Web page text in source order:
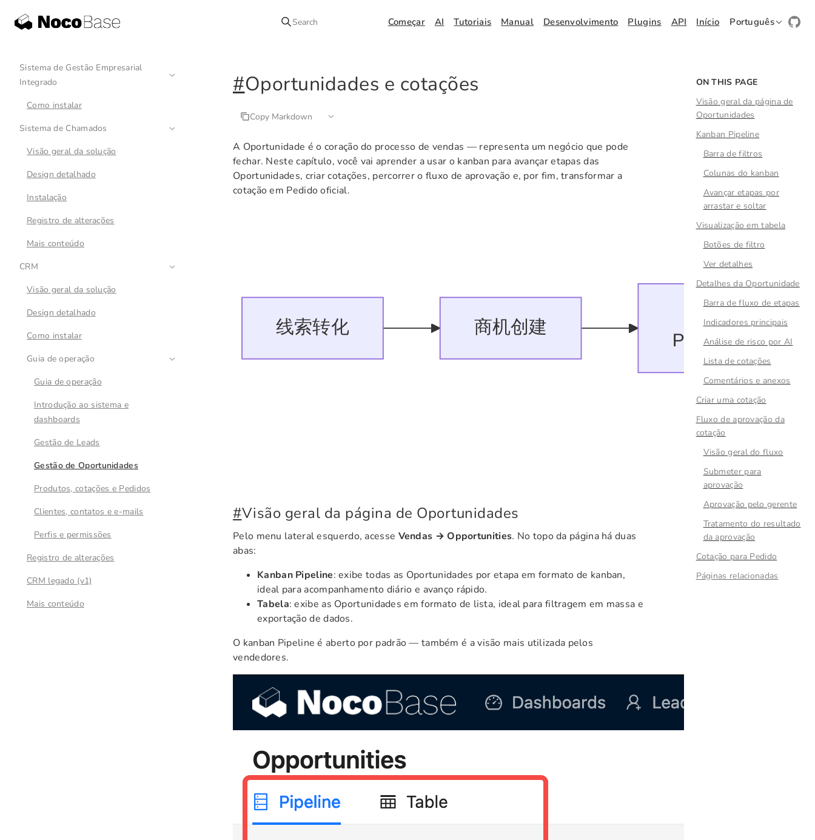
Search Começar AI Tutoriais Manual Desenvolvimento Plugins API Início Português
Sistema de Gestão Empresarial
Integrado
Como instalar
Sistema de Chamados
Visão geral da solução
Design detalhado
Instalação
Registro de alterações
Mais conteúdo
CRM
Visão geral da solução
Design detalhado
Como instalar
Guia de operação
Guia de operação
Introdução ao sistema e
dashboards
Gestão de Leads
Gestão de Oportunidades
Produtos, cotações e Pedidos
Clientes, contatos e e-mails
Perfis e permissões
Registro de alterações
CRM legado (v1)
Mais conteúdo
#Oportunidades e cotações
Copy Markdown
A Oportunidade é o coração do processo de vendas — representa um negócio que pode
fechar. Neste capítulo, você vai aprender a usar o kanban para avançar etapas das
Oportunidades, criar cotações, percorrer o fluxo de aprovação e, por fim, transformar a
cotação em Pedido oficial.
#Visão geral da página de Oportunidades
Pelo menu lateral esquerdo, acesse Vendas → Opportunities. No topo da página há duas
abas:
Kanban Pipeline: exibe todas as Oportunidades por etapa em formato de kanban,
ideal para acompanhamento diário e avanço rápido.
Tabela: exibe as Oportunidades em formato de lista, ideal para filtragem em massa e
exportação de dados.
O kanban Pipeline é aberto por padrão — também é a visão mais utilizada pelos
vendedores.
ON THIS PAGE
Visão geral da página de
Oportunidades
Kanban Pipeline
Barra de filtros
Colunas do kanban
Avançar etapas por
arrastar e soltar
Visualização em tabela
Botões de filtro
Ver detalhes
Detalhes da Oportunidade
Barra de fluxo de etapas
Indicadores principais
Análise de risco por AI
Lista de cotações
Comentários e anexos
Criar uma cotação
Fluxo de aprovação da
cotação
Visão geral do fluxo
Submeter para
aprovação
Aprovação pelo gerente
Tratamento do resultado
da aprovação
Cotação para Pedido
Páginas relacionadas